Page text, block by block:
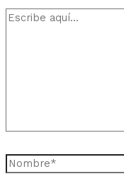
Escribe
Nombre*